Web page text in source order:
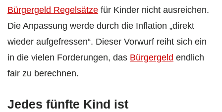
Bürgergeld Regelsätze für Kinder nicht ausreichen.
Die Anpassung werde durch die Inflation „direkt
wieder aufgefressen“. Dieser Vorwurf reiht sich ein
in die vielen Forderungen, das Bürgergeld endlich
fair zu berechnen.
Jedes fünfte Kind ist